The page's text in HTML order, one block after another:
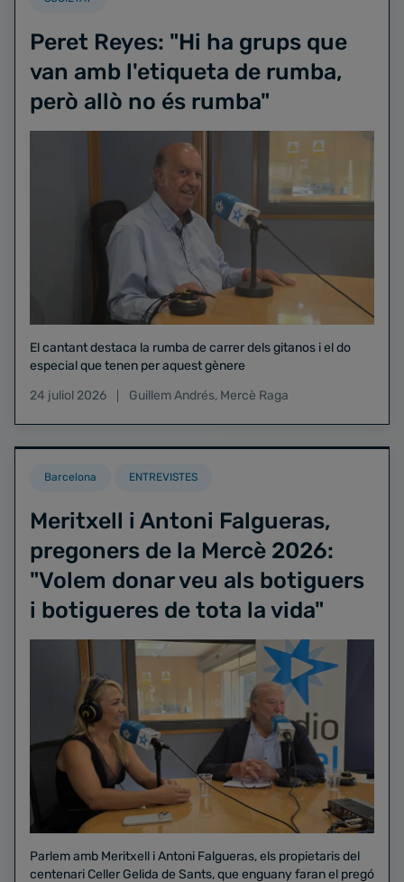
Peret Reyes: "Hi ha grups que
van amb l'etiqueta de rumba,
però allò no és rumba"
El cantant destaca la rumba de carrer dels gitanos i el do
especial que tenen per aquest gènere
24 juliol 2026
Guillem Andrés, Mercè Raga
Barcelona ENTREVISTES
Meritxell i Antoni Falgueras,
pregoners de la Mercè 2026:
"Volem donar veu als botiguers
i botigueres de tota la vida"
Parlem amb Meritxell i Antoni Falgueras, els propietaris del
centenari Celler Gelida de Sants, que enguany faran el pregó